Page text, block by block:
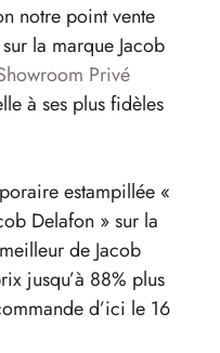
notre point vente
la marque Jacob
Privé
à ses plus fidèles
estampillée «
Delafon » sur la
de Jacob
jusqu’à 88% plus
d’ici le 16